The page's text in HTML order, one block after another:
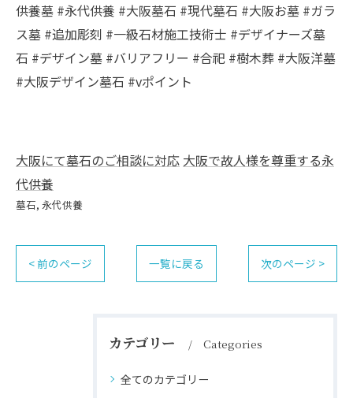
供養墓 #永代供養 #大阪墓石 #現代墓石 #大阪お墓 #ガラ
ス墓 #追加彫刻 #一級石材施工技術士 #デザイナーズ墓
石 #デザイン墓 #バリアフリー #合祀 #樹木葬 #大阪洋墓
#大阪デザイン墓石 #vポイント
大阪にて墓石のご相談に対応 大阪で故人様を尊重する永
代供養
墓石 永代供養
< 前のページ 一覧に戻る 次のページ >
カテゴリー Categories
全てのカテゴリー